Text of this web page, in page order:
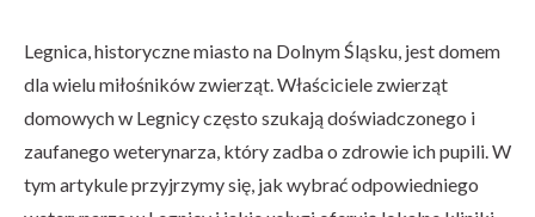
Legnica, historyczne miasto na Dolnym Śląsku, jest domem
dla wielu miłośników zwierząt. Właściciele zwierząt
domowych w Legnicy często szukają doświadczonego i
zaufanego weterynarza, który zadba o zdrowie ich pupili. W
tym artykule przyjrzymy się, jak wybrać odpowiedniego